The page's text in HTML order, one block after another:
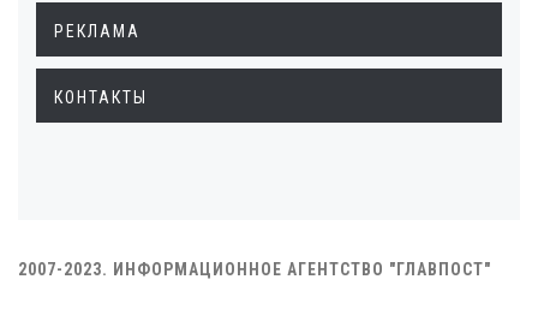
РЕКЛАМА
КОНТАКТЫ
2007-2023. ИНФОРМАЦИОННОЕ АГЕНТСТВО "ГЛАВПОСТ"